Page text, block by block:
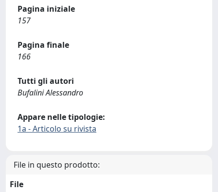
Pagina iniziale
157
Pagina finale
166
Tutti gli autori
Bufalini Alessandro
Appare nelle tipologie:
1a - Articolo su rivista
File in questo prodotto:
File